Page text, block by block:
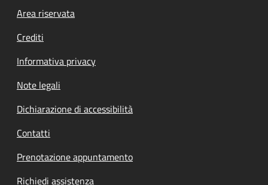
Footer menu
Area riservata
Crediti
Informativa privacy
Note legali
Dichiarazione di accessibilità
Contatti
Prenotazione appuntamento
Richiedi assistenza